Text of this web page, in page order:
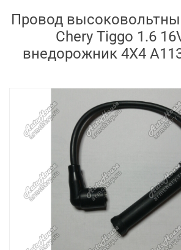
Провод
Chery Tiggo 1.6
внедорожник 4X4